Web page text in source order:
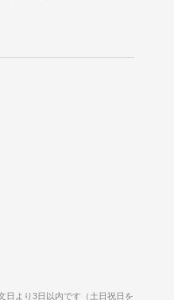
日より3日以内です（土日祝日を